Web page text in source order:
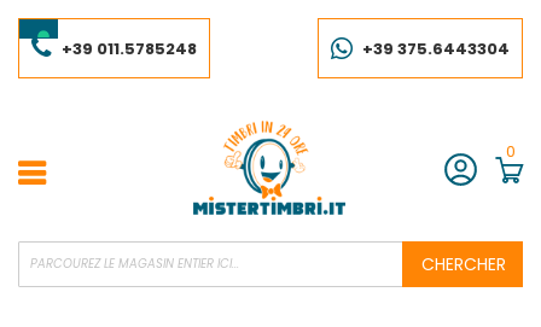
to
Content+39 011.5785248 +39 375.6443304
Compte
0
CHERCHER